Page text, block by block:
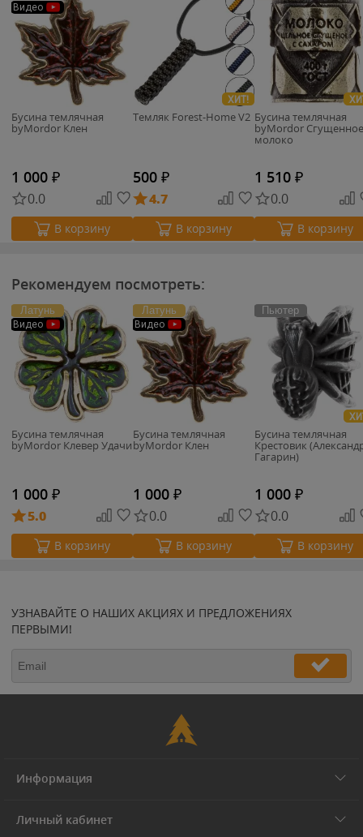
Видео
Бусина темлячная
byMordor Клен
1 000 ₽
0.0
В корзину
ХИТ!
Темляк Forest-Home V2
500 ₽
4.7
В корзину
Бусина темлячная
byMordor Сгущенное
молоко
1 510 ₽
0.0
В корзину
Рекомендуем посмотреть:
Латунь
Видео
Бусина темлячная
byMordor Клевер Удачи
1 000 ₽
5.0
В корзину
Латунь
Видео
Бусина темлячная
byMordor Клен
1 000 ₽
0.0
В корзину
Пьютер
Бусина темлячная
Крестовик
Гагарин)
1 000 ₽
0.0
В корзину
УЗНАВАЙТЕ О НАШИХ АКЦИЯХ И ПРЕДЛОЖЕНИЯХ
ПЕРВЫМИ!
Информация
Личный кабинет